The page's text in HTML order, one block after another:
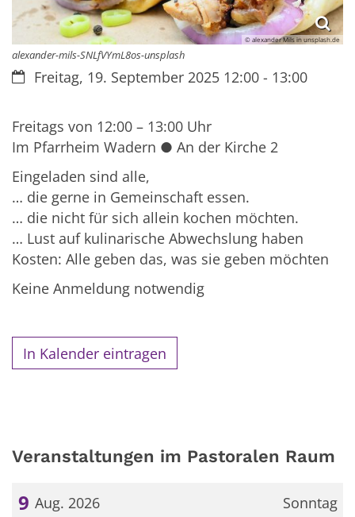
© alexander Mils in unsplash.de
alexander-mils-SNLfVYmL8os-unsplash
Datum:Freitag, 19. September 2025 12:00 - 13:00
Freitags von 12:00 – 13:00 Uhr
Im Pfarrheim Wadern ● An der Kirche 2
Eingeladen sind alle,
… die gerne in Gemeinschaft essen.
… die nicht für sich allein kochen möchten.
… Lust auf kulinarische Abwechslung haben
Kosten: Alle geben das, was sie geben möchten
Keine Anmeldung notwendig
In Kalender eintragen
Veranstaltungen im Pastoralen Raum
Sonntag
9 Aug. 2026